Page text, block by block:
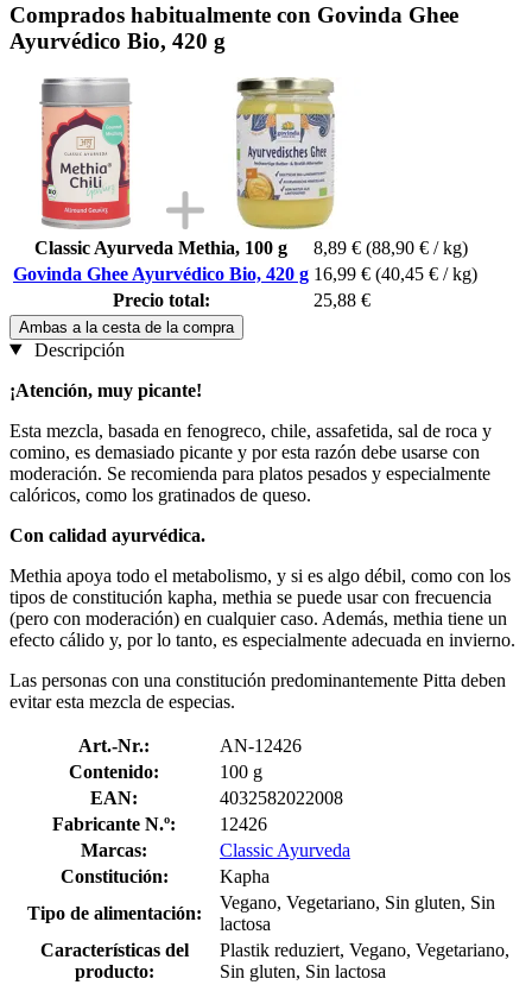
Comprados habitualmente con Govinda Ghee
Ayurvédico Bio, 420 g
Classic Ayurveda Methia, 100 g 8,89 € (88,90 € / kg)
Govinda Ghee Ayurvédico Bio, 420 g 16,99 € (40,45 € / kg)
Precio total:
25,88 €
Ambas a la cesta de la compra
Descripción
¡Atención, muy picante!
Esta mezcla, basada en fenogreco, chile, assafetida, sal de roca y
comino, es demasiado picante y por esta razón debe usarse con
moderación. Se recomienda para platos pesados y especialmente
calóricos, como los gratinados de queso.
Con calidad ayurvédica.
Methia apoya todo el metabolismo, y si es algo débil, como con los
tipos de constitución kapha, methia se puede usar con frecuencia
(pero con moderación) en cualquier caso. Además, methia tiene un
efecto cálido y, por lo tanto, es especialmente adecuada en invierno.
Las personas con una constitución predominantemente Pitta deben
evitar esta mezcla de especias.
Art.-Nr.:
AN-12426
Contenido:
100 g
EAN:
4032582022008
Fabricante N.º:
12426
Marcas:
Classic Ayurveda
Constitución:
Kapha
Tipo de alimentación:
Vegano, Vegetariano, Sin gluten, Sin
lactosa
Características del
producto:
Plastik reduziert, Vegano, Vegetariano,
Sin gluten, Sin lactosa